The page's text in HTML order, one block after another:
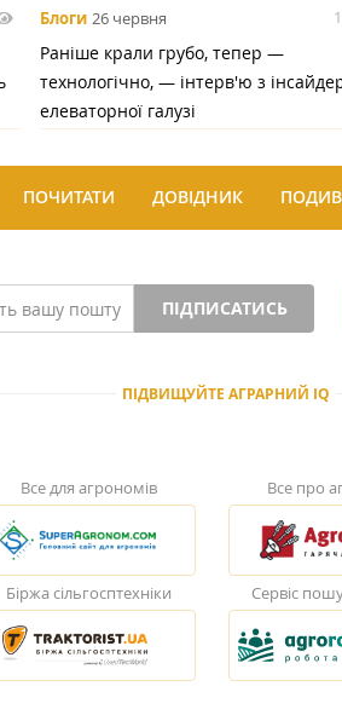
Блоги 26 червня
Раніше крали грубо, тепер —
технологічно, — інтерв'ю з
елеваторної галузі
ПОЧИТАТИ ДОВІДНИК
ПІДПИСАТИСЬ
ПІДВИЩУЙТЕ АГРАРНИЙ IQ
Все для агрономів Все про
Біржа сільгосптехніки Сервіс